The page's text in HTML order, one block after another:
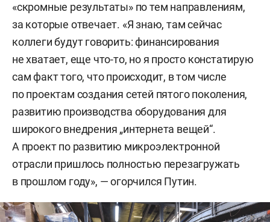
«скромные результаты» по тем направлениям,
за которые отвечает. «Я знаю, там сейчас
коллеги будут говорить: финансирования
не хватает, еще что-то, но я просто констатирую
сам факт того, что происходит, в том числе
по проектам создания сетей пятого поколения,
развитию производства оборудования для
широкого внедрения „интернета вещей“.
А проект по развитию микроэлектронной
отрасли пришлось полностью перезагружать
в прошлом году», — огорчился Путин.